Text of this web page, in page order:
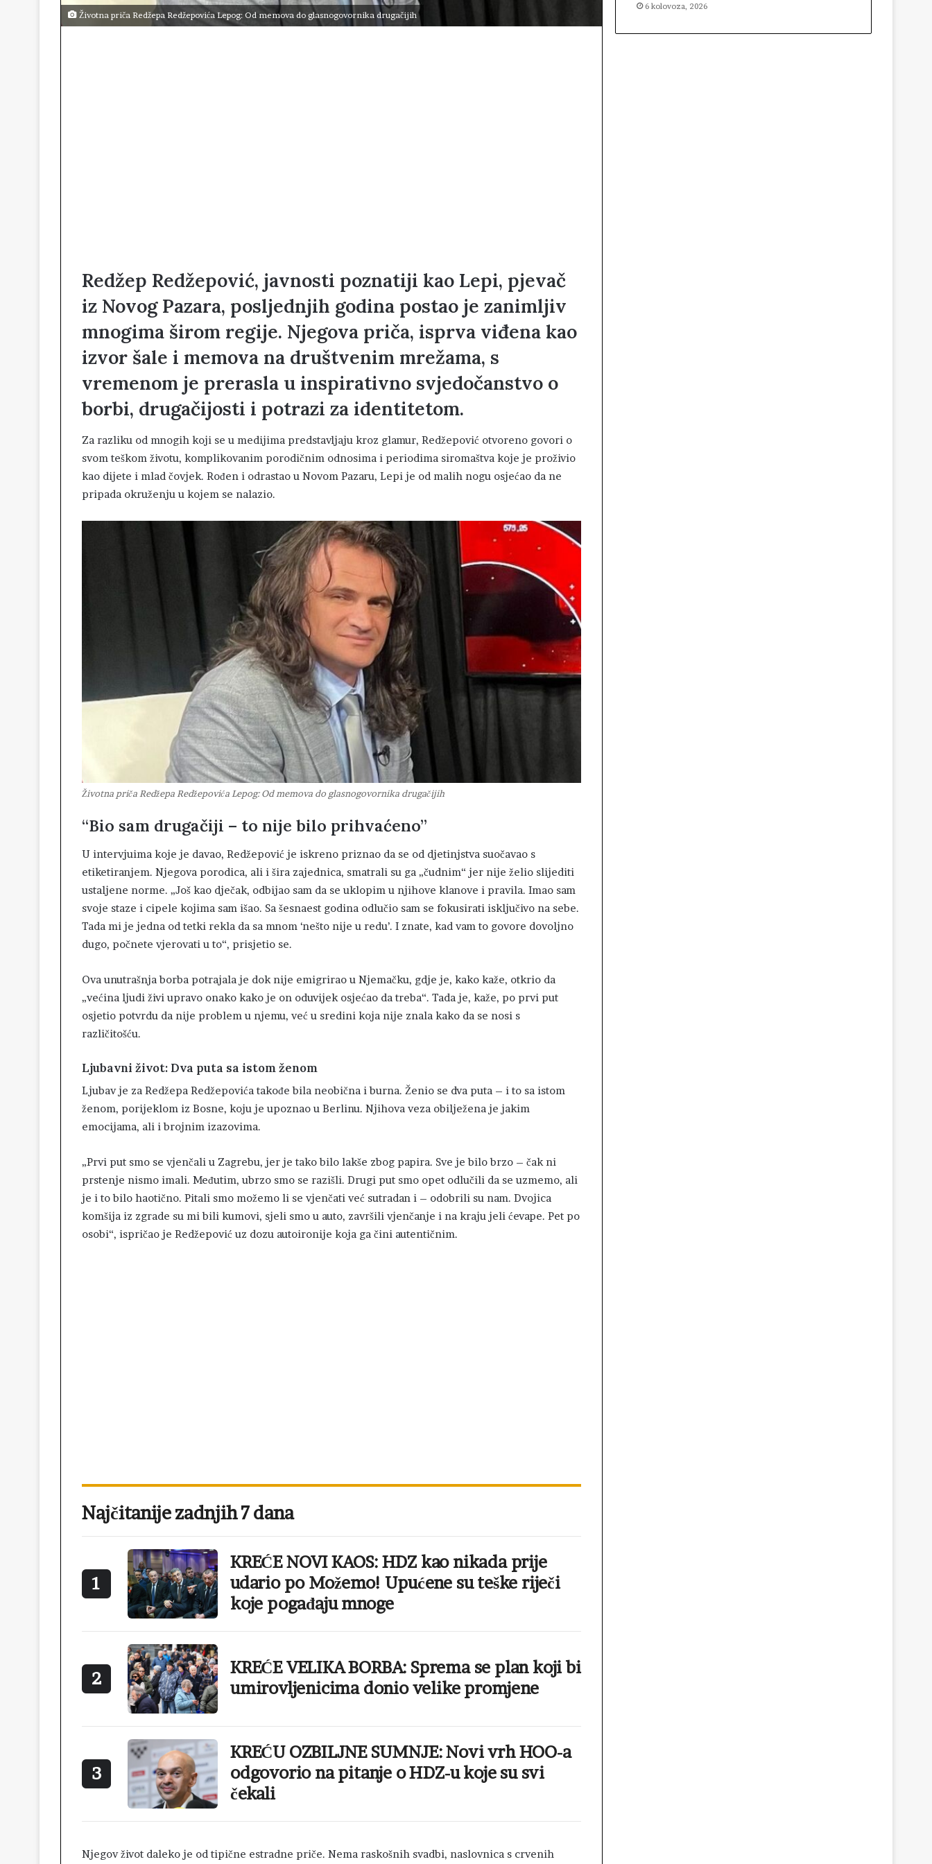
Životna priča Redžepa Redžepovića Lepog: Od memova do glasnogovornika drugačijih
Redžep Redžepović, javnosti poznatiji kao Lepi, pjevač
iz Novog Pazara, posljednjih godina postao je zanimljiv
mnogima širom regije. Njegova priča, isprva viđena kao
izvor šale i memova na društvenim mrežama, s
vremenom je prerasla u inspirativno svjedočanstvo o
borbi, drugačijosti i potrazi za identitetom.
Za razliku od mnogih koji se u medijima predstavljaju kroz glamur, Redžepović otvoreno govori o
svom teškom životu, komplikovanim porodičnim odnosima i periodima siromaštva koje je proživio
kao dijete i mlad čovjek. Rođen i odrastao u Novom Pazaru, Lepi je od malih nogu osjećao da ne
pripada okruženju u kojem se nalazio.
Životna priča Redžepa Redžepovića Lepog: Od memova do glasnogovornika drugačijih
“Bio sam drugačiji – to nije bilo prihvaćeno”
U intervjuima koje je davao, Redžepović je iskreno priznao da se od djetinjstva suočavao s
etiketiranjem. Njegova porodica, ali i šira zajednica, smatrali su ga „čudnim“ jer nije želio slijediti
ustaljene norme. „Još kao dječak, odbijao sam da se uklopim u njihove klanove i pravila. Imao sam
svoje staze i cipele kojima sam išao. Sa šesnaest godina odlučio sam se fokusirati isključivo na sebe.
Tada mi je jedna od tetki rekla da sa mnom ‘nešto nije u redu’. I znate, kad vam to govore dovoljno
dugo, počnete vjerovati u to“, prisjetio se.
Ova unutrašnja borba potrajala je dok nije emigrirao u Njemačku, gdje je, kako kaže, otkrio da
„većina ljudi živi upravo onako kako je on oduvijek osjećao da treba“. Tada je, kaže, po prvi put
osjetio potvrdu da nije problem u njemu, već u sredini koja nije znala kako da se nosi s
različitošću.
Ljubavni život: Dva puta sa istom ženom
Ljubav je za Redžepa Redžepovića takođe bila neobična i burna. Ženio se dva puta – i to sa istom
ženom, porijeklom iz Bosne, koju je upoznao u Berlinu. Njihova veza obilježena je jakim
emocijama, ali i brojnim izazovima.
„Prvi put smo se vjenčali u Zagrebu, jer je tako bilo lakše zbog papira. Sve je bilo brzo – čak ni
prstenje nismo imali. Međutim, ubrzo smo se razišli. Drugi put smo opet odlučili da se uzmemo, ali
je i to bilo haotično. Pitali smo možemo li se vjenčati već sutradan i – odobrili su nam. Dvojica
komšija iz zgrade su mi bili kumovi, sjeli smo u auto, završili vjenčanje i na kraju jeli ćevape. Pet po
osobi“, ispričao je Redžepović uz dozu autoironije koja ga čini autentičnim.
Najčitanije zadnjih 7 dana
1
KREĆE NOVI KAOS: HDZ kao nikada prije
udario po Možemo! Upućene su teške riječi
koje pogađaju mnoge
2
KREĆE VELIKA BORBA: Sprema se plan koji bi
umirovljenicima donio velike promjene
3
KREĆU OZBILJNE SUMNJE: Novi vrh HOO-a
odgovorio na pitanje o HDZ-u koje su svi
čekali
Njegov život daleko je od tipične estradne priče. Nema raskošnih svadbi, naslovnica s crvenih
6 kolovoza, 2026